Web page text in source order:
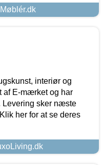
interiør og
af E-mærket og har
Levering sker næste
her for at se deres